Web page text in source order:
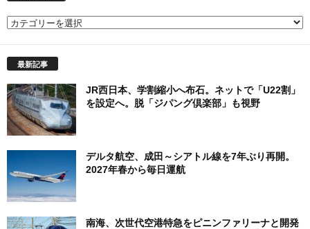
カ
最新記事
JR西日本、学割縮小へ布石。ネットで「U22割」
を設定へ。脱「ジパング倶楽部」も視野
デルタ航空、成田～シアトル線を7年ぶり再開。
2027年春から毎日運航
南海、次世代空港特急をピニンファリーナと開発